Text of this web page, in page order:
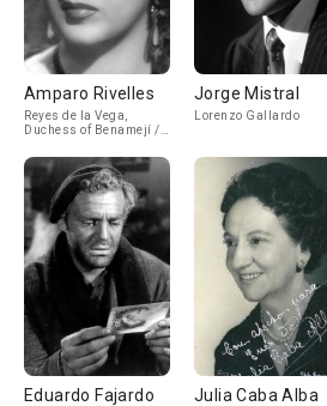
Amparo Rivelles
Reyes de la Vega,
Duchess of Benamejí /
Jorge Mistral
Lorenzo Gallardo
Eduardo Fajardo Julia Caba Alba